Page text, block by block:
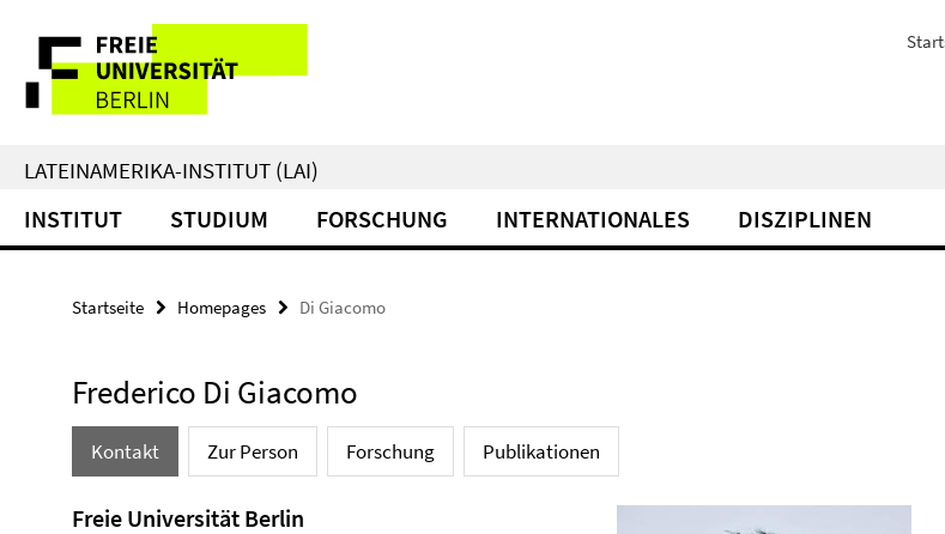
direkt
Inhalt
Service-
Navigation
LATEINAMERIKA-INSTITUT (LAI)
INSTITUT STUDIUM FORSCHUNG INTERNATIONALES DISZIPLINEN
Startseite Homepages Di Giacomo
Frederico Di Giacomo
Kontakt Zur Person Forschung Publikationen
Freie Universität Berlin